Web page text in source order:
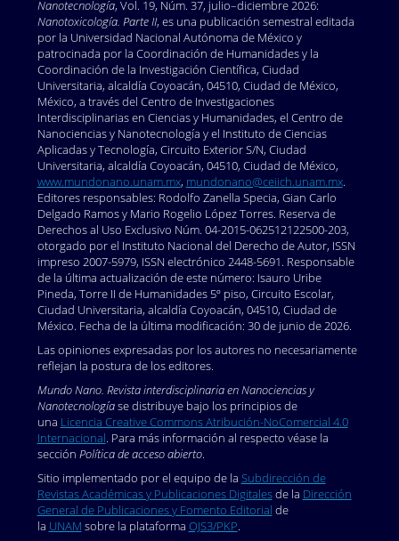
Nanotecnología, Vol. 19, Núm. 37, julio–diciembre 2026:
Nanotoxicología. Parte II, es una publicación semestral editada
por la Universidad Nacional Autónoma de México y
patrocinada por la Coordinación de Humanidades y la
Coordinación de la Investigación Científica, Ciudad
Universitaria, alcaldía Coyoacán, 04510, Ciudad de México,
México, a través del Centro de Investigaciones
Interdisciplinarias en Ciencias y Humanidades, el Centro de
Nanociencias y Nanotecnología y el Instituto de Ciencias
Aplicadas y Tecnología, Circuito Exterior S/N, Ciudad
Universitaria, alcaldía Coyoacán, 04510, Ciudad de México,
www.mundonano.unam.mx, mundonano@ceiich.unam.mx.
Editores responsables: Rodolfo Zanella Specia, Gian Carlo
Delgado Ramos y Mario Rogelio López Torres. Reserva de
Derechos al Uso Exclusivo Núm. 04-2015-062512122500-203,
otorgado por el Instituto Nacional del Derecho de Autor, ISSN
impreso 2007-5979, ISSN electrónico 2448-5691. Responsable
de la última actualización de este número: Isauro Uribe
Pineda, Torre II de Humanidades 5º piso, Circuito Escolar,
Ciudad Universitaria, alcaldía Coyoacán, 04510, Ciudad de
México. Fecha de la última modificación: 30 de junio de 2026.
Las opiniones expresadas por los autores no necesariamente
reflejan la postura de los editores.
Mundo Nano. Revista interdisciplinaria en Nanociencias y
Nanotecnologíase distribuye bajo los principios de
una Licencia Creative Commons Atribución-NoComercial 4.0
Internacional. Para más información al respecto véase la
sección Política de acceso abierto.
Sitio implementado por el equipo de la Subdirección de
Revistas Académicas y Publicaciones Digitalesde la Dirección
General de Publicaciones y Fomento Editorial de
la UNAM sobre la plataforma OJS3/PKP.